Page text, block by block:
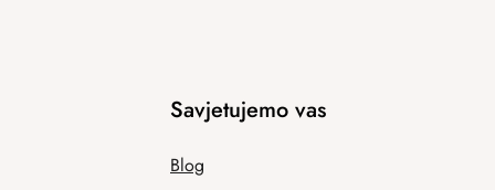
Savjetujemo vas
Blog